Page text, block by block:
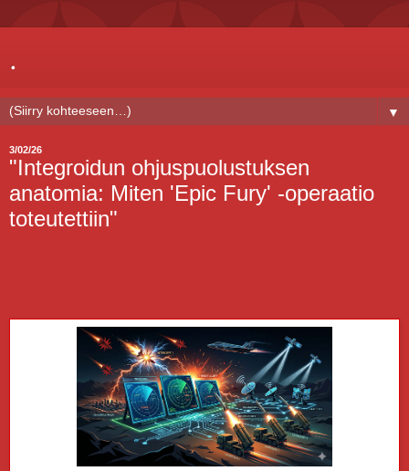
.
▼
3/02/26
"Integroidun ohjuspuolustuksen
anatomia: Miten 'Epic Fury' -operaatio
toteutettiin"